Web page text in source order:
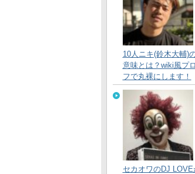
10人ニキ(鈴木大輔)
意味とは？wiki風プロ
フで丸裸にします！
セカオワのDJ LOVE
芸能や最新のニュース